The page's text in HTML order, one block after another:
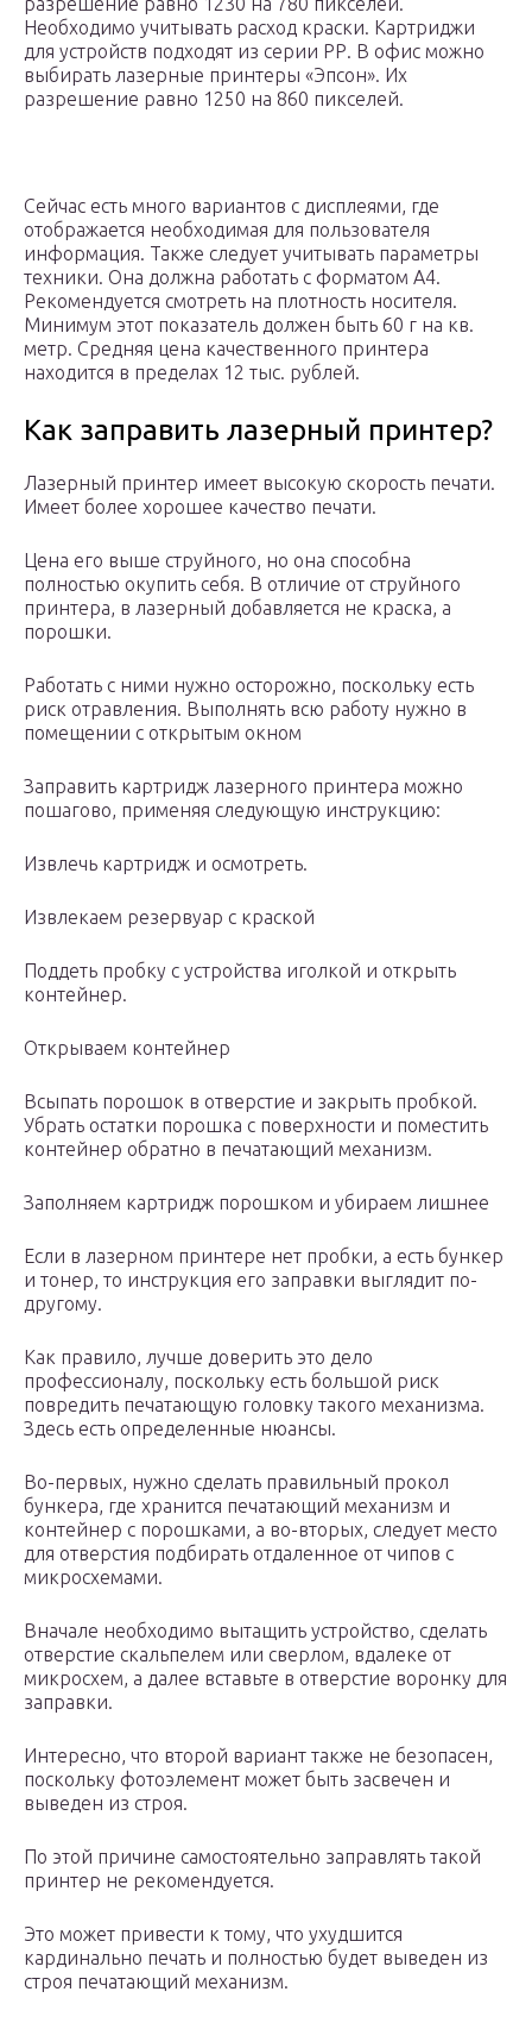
Необходимо учитывать расход краски. Картриджи
для устройств подходят из серии РР. В офис можно
выбирать лазерные принтеры «Эпсон». Их
разрешение равно 1250 на 860 пикселей.
Сейчас есть много вариантов с дисплеями, где
отображается необходимая для пользователя
информация. Также следует учитывать параметры
техники. Она должна работать с форматом А4.
Рекомендуется смотреть на плотность носителя.
Минимум этот показатель должен быть 60 г на кв.
метр. Средняя цена качественного принтера
находится в пределах 12 тыс. рублей.
Как заправить лазерный принтер?
Лазерный принтер имеет высокую скорость печати.
Имеет более хорошее качество печати.
Цена его выше струйного, но она способна
полностью окупить себя. В отличие от струйного
принтера, в лазерный добавляется не краска, а
порошки.
Работать с ними нужно осторожно, поскольку есть
риск отравления. Выполнять всю работу нужно в
помещении с открытым окном
Заправить картридж лазерного принтера можно
пошагово, применяя следующую инструкцию:
Извлечь картридж и осмотреть.
Извлекаем резервуар с краской
Поддеть пробку с устройства иголкой и открыть
контейнер.
Открываем контейнер
Всыпать порошок в отверстие и закрыть пробкой.
Убрать остатки порошка с поверхности и поместить
контейнер обратно в печатающий механизм.
Заполняем картридж порошком и убираем лишнее
Если в лазерном принтере нет пробки, а есть бункер
и тонер, то инструкция его заправки выглядит по-
другому.
Как правило, лучше доверить это дело
профессионалу, поскольку есть большой риск
повредить печатающую головку такого механизма.
Здесь есть определенные нюансы.
Во-первых, нужно сделать правильный прокол
бункера, где хранится печатающий механизм и
контейнер с порошками, а во-вторых, следует место
для отверстия подбирать отдаленное от чипов с
микросхемами.
Вначале необходимо вытащить устройство, сделать
отверстие скальпелем или сверлом, вдалеке от
микросхем, а далее вставьте в отверстие воронку для
заправки.
Интересно, что второй вариант также не безопасен,
поскольку фотоэлемент может быть засвечен и
выведен из строя.
По этой причине самостоятельно заправлять такой
принтер не рекомендуется.
Это может привести к тому, что ухудшится
кардинально печать и полностью будет выведен из
строя печатающий механизм.